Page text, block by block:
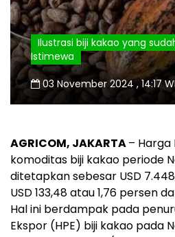
Ilustrasi biji kakao yang
Istimewa
03 November 2024 , 14:17
AGRICOM, JAKARTA– Harga
komoditas biji kakao periode
ditetapkan sebesar USD
USD 133,48 atau 1,76 persen
Hal ini berdampak pada
Ekspor (HPE) biji kakao pada